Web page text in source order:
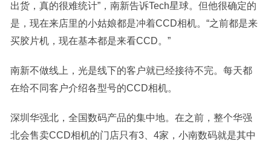
出货，真的很难统计”，南新告诉Tech星球。但他很确定的
是，现在来店里的小姑娘都是冲着CCD相机。“之前都是来
买胶片机，现在基本都是来看CCD。”
南新不做线上，光是线下的客户就已经接待不完。每天都
在给不同客户介绍各型号的CCD相机。
深圳华强北，全国数码产品的集中地。在之前，整个华强
北会售卖CCD相机的门店只有3、4家，小南数码就是其中